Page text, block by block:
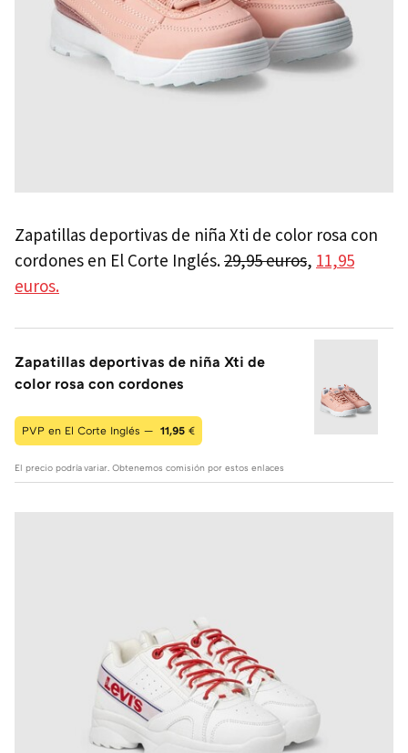
Zapatillas deportivas de niña Xti de color rosa con
cordones en El Corte Inglés.29,95 euros, 11,95
euros.
Zapatillas deportivas de niña Xti de
color rosa con cordones
PVP en El Corte Inglés — 11,95 €
El precio podría variar. Obtenemos comisión por estos enlaces